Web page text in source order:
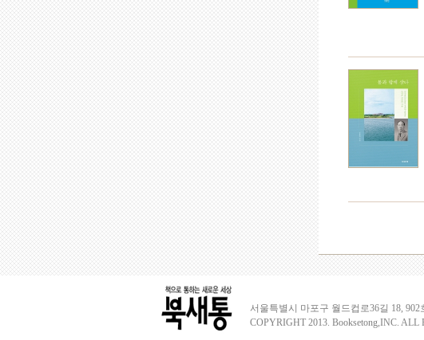
서울특별시 마포구 월드컵로36길 18,
COPYRIGHT 2013. Booksetong,INC. ALL